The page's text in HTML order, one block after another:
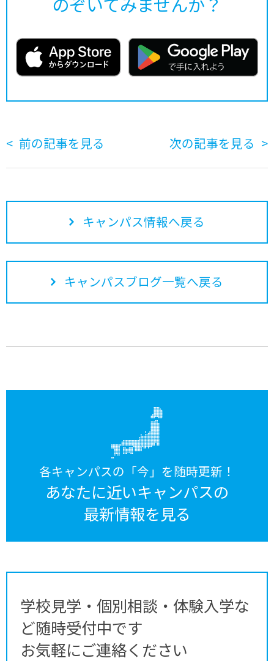
前の記事を見る 次の記事を見る
キャンパス情報へ戻る
キャンパスブログ一覧へ戻る
各キャンパスの「今」を随時更新！
あなたに近いキャンパスの
最新情報を見る
学校見学・個別相談・体験入学な
ど随時受付中です
お気軽にご連絡ください